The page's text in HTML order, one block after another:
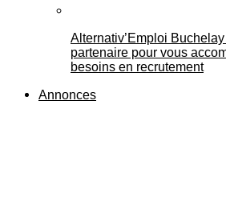
Alternativ’Emploi
partenaire pour vous
besoins en recrutement
Annonces